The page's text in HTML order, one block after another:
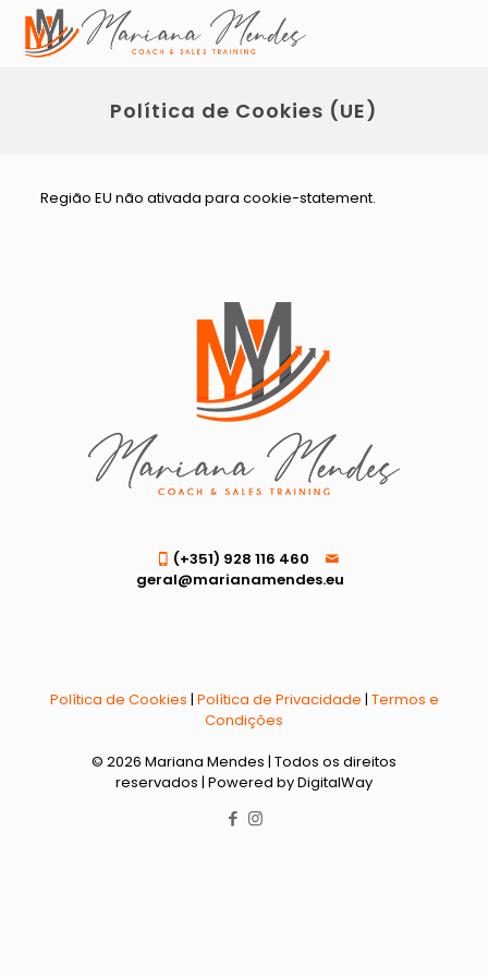
Política de Cookies (UE)
Região EU não ativada para cookie-statement.
(+351) 928 116 460
geral@marianamendes.eu
Política de Cookies | Política de Privacidade | Termos e
Condições
© 2026 Mariana Mendes | Todos os direitos
reservados | Powered by DigitalWay